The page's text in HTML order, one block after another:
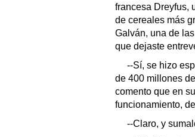
francesa Dreyfus,
de cereales más
Galván, una de
que dejaste
--Sí, se hizo
de 400 millones
comento que en
funcionamiento,
--Claro, y